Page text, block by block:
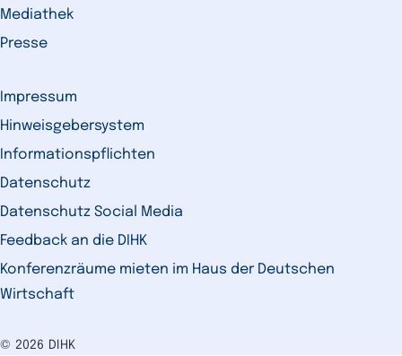
Mediathek
Presse
Impressum
Hinweisgebersystem
Informationspflichten
Datenschutz
Datenschutz Social Media
Feedback an die DIHK
Konferenzräume mieten im Haus der Deutschen
Wirtschaft
© 2026 DIHK